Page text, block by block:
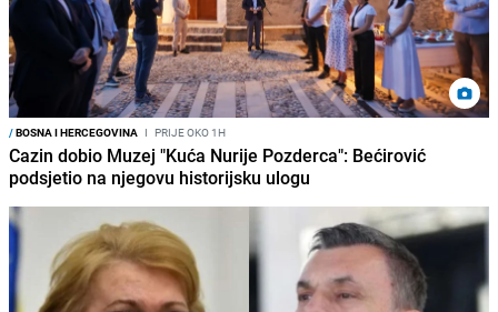
/BOSNA I HERCEGOVINA I PRIJE OKO 1H
Cazin dobio Muzej "Kuća Nurije Pozderca": Bećirović
podsjetio na njegovu historijsku ulogu